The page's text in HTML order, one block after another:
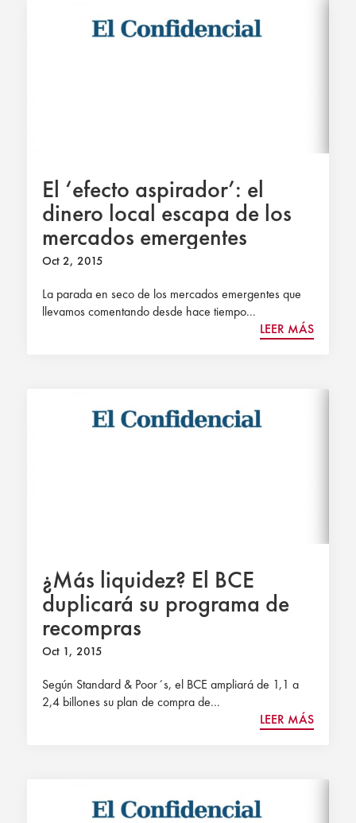
El ‘efecto aspirador’: el
dinero local escapa de los
mercados emergentes
Oct 2, 2015
La parada en seco de los mercados emergentes que
llevamos comentando desde hace tiempo...
LEER MÁS
¿Más liquidez? El BCE
duplicará su programa de
recompras
Oct 1, 2015
Según Standard & Poor´s, el BCE ampliará de 1,1 a
2,4 billones su plan de compra de...
LEER MÁS